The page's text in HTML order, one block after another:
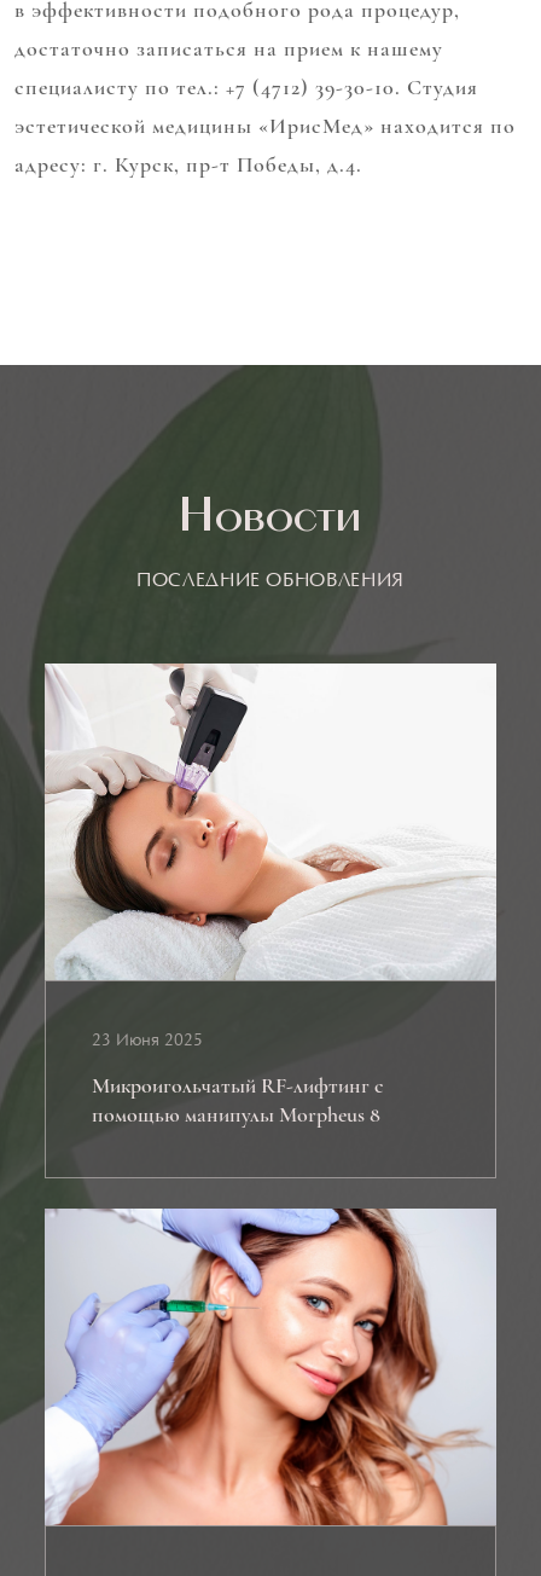
в эффективности подобного рода процедур,
достаточно записаться на прием к нашему
специалисту по тел.: +7 (4712) 39-30-10. Студия
эстетической медицины «ИрисМед» находится по
адресу: г. Курск, пр-т Победы, д.4.
Новости
ПОСЛЕДНИЕ ОБНОВЛЕНИЯ
23 Июня 2025
Микроигольчатый RF-лифтинг с
помощью манипулы Morpheus 8